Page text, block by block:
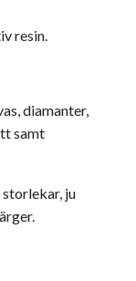
resin.
diamanter,
samt
ju